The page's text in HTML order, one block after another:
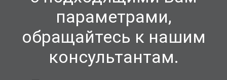
параметрами,
обращайтесь к нашим
консультантам.